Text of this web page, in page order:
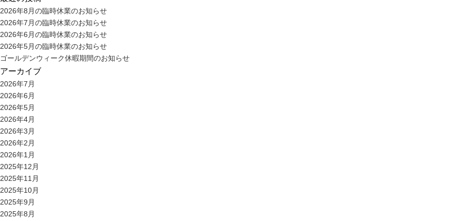
2026年8月の臨時休業のお知らせ
2026年7月の臨時休業のお知らせ
2026年6月の臨時休業のお知らせ
2026年5月の臨時休業のお知らせ
ゴールデンウィーク休暇期間のお知らせ
アーカイブ
2026年7月
2026年6月
2026年5月
2026年4月
2026年3月
2026年2月
2026年1月
2025年12月
2025年11月
2025年10月
2025年9月
2025年8月